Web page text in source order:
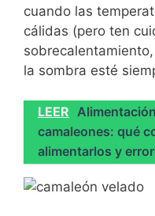
cuando las
cálidas (pero ten
la sombra esté
LEER
camaleones: qué
alimentarlos y